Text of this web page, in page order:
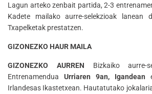
Lagun arteko zenbait partida, 2-3
Kadete mailako aurre-selekzioak lanean
Txapelketak prestatzen.
GIZONEZKO HAUR MAILA
GIZONEZKO AURREN Bizkaiko aurre-
Entrenamendua Urriaren 9an, Igandean
Irlandesas Ikastetxean. Hautatutako